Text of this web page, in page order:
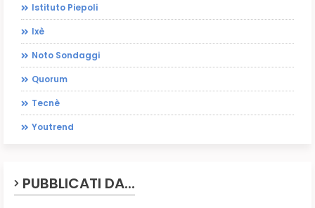
Istituto Piepoli
Ixè
Noto Sondaggi
Quorum
Tecnè
Youtrend
PUBBLICATI DA...